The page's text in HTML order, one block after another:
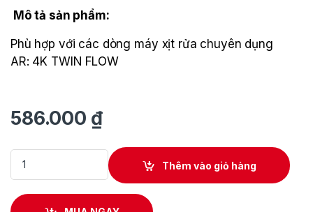
Mô tả sản phẩm:
Phù hợp với các dòng máy xịt rửa chuyên dụng
AR: 4K TWIN FLOW
586.000 ₫
ĐẦU XỊT TIA ĐA NĂNG 5 TRONG 1 ANNOVI REVERBERI
Thêm vào giỏ hàng